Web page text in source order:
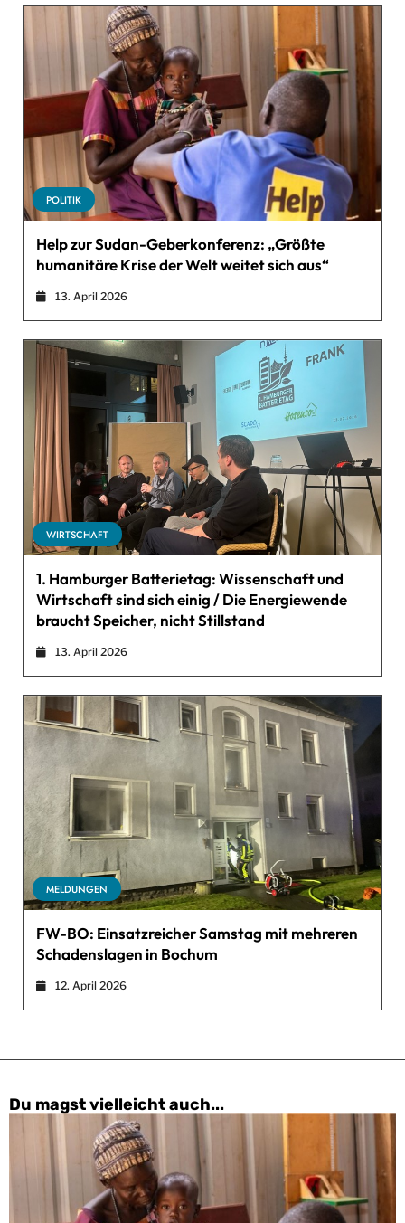
POLITIK
Help zur Sudan-Geberkonferenz: „Größte
humanitäre Krise der Welt weitet sich aus“
13. April 2026
WIRTSCHAFT
1. Hamburger Batterietag: Wissenschaft und
Wirtschaft sind sich einig / Die Energiewende
braucht Speicher, nicht Stillstand
13. April 2026
MELDUNGEN
FW-BO: Einsatzreicher Samstag mit mehreren
Schadenslagen in Bochum
12. April 2026
Du magst vielleicht auch...